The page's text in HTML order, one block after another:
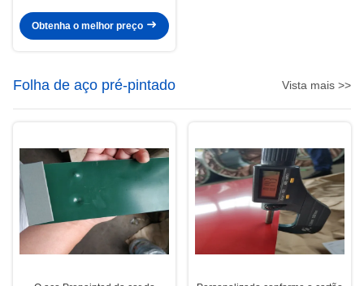
bobinas de aço da cor
Obtenha o melhor preço
Folha de aço pré-pintado Vista mais >>